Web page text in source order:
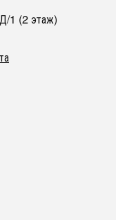
1 (2 этаж)